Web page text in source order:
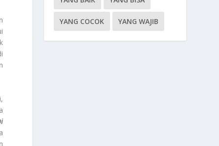
YANG COCOK YANG WAJIB